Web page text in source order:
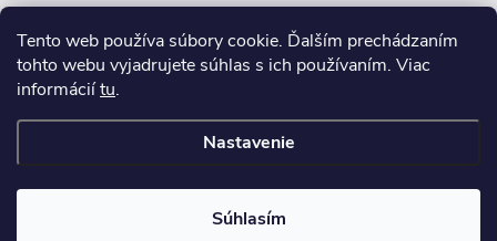
Tento web používa súbory cookie. Ďalším prechádzaním
tohto webu vyjadrujete súhlas s ich používaním. Viac
informáciítu.
Nastavenie
Súhlasím
Copyright 2026GASTROALKA Slovakia. Všetky práva vyhradené.